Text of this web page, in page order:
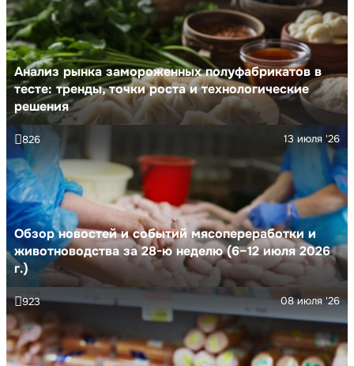
Анализ рынка замороженных полуфабрикатов в
тесте: тренды, точки роста и технологические
решения
Обзор новостей и событий мясопереработки и
животноводства за 28-ю неделю (6–12 июля 2026
г.)
13 июля '26
826
08 июля '26
923